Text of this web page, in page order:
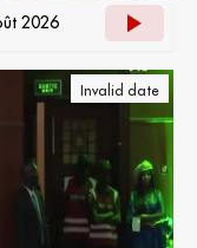
2026
Invalid date